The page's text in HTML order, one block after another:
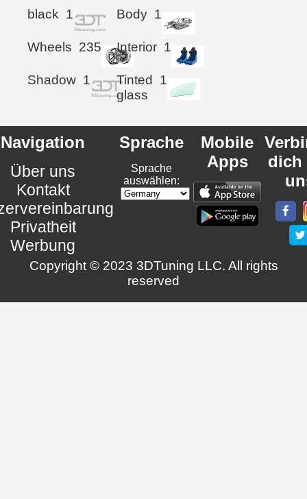
black 1 Body 1
Wheels 235 Interior 1
Shadow 1
Tinted
glass
1
Navigation
Über uns
Kontakt
Privatheit
Werbung
Sprache
Sprache
auswählen:
Mobile
Apps
dich
Copyright © 2023 3DTuning LLC. All rights
reserved